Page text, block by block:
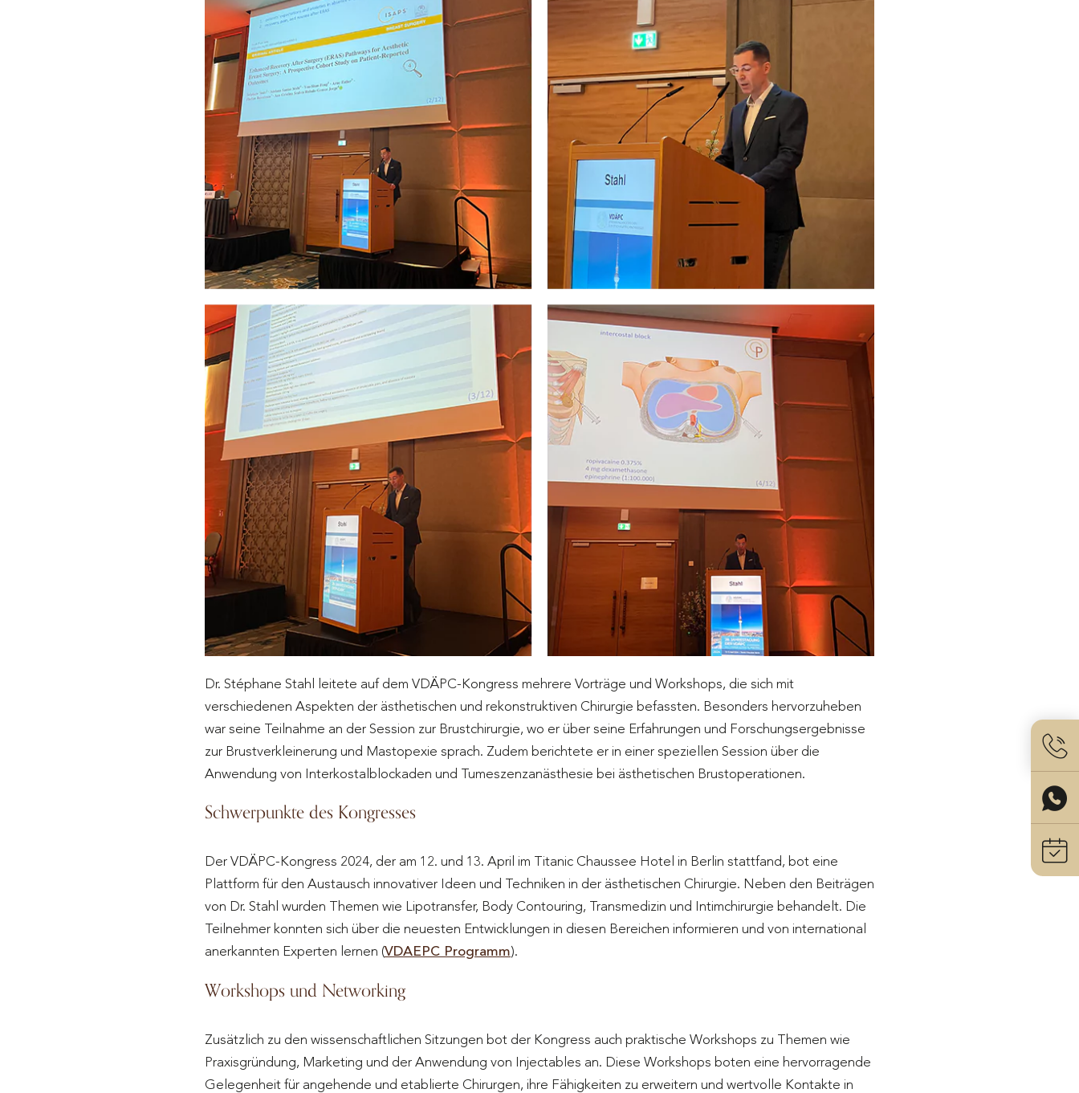
Dr. Stéphane Stahl leitete auf dem VDÄPC-Kongress mehrere Vorträge und Workshops, die sich mit
verschiedenen Aspekten der ästhetischen und rekonstruktiven Chirurgie befassten. Besonders hervorzuheben
war seine Teilnahme an der Session zur Brustchirurgie, wo er über seine Erfahrungen und Forschungsergebnisse
zur Brustverkleinerung und Mastopexie sprach. Zudem berichtete er in einer speziellen Session über die
Anwendung von Interkostalblockaden und Tumeszenzanästhesie bei ästhetischen Brustoperationen​.
Schwerpunkte des Kongresses
Der VDÄPC-Kongress 2024, der am 12. und 13. April im Titanic Chaussee Hotel in Berlin stattfand, bot eine
Plattform für den Austausch innovativer Ideen und Techniken in der ästhetischen Chirurgie. Neben den Beiträgen
von Dr. Stahl wurden Themen wie Lipotransfer, Body Contouring, Transmedizin und Intimchirurgie behandelt. Die
Teilnehmer konnten sich über die neuesten Entwicklungen in diesen Bereichen informieren und von international
anerkannten Experten lernen​ (VDAEPC Programm)​.
Workshops und Networking
Zusätzlich zu den wissenschaftlichen Sitzungen bot der Kongress auch praktische Workshops zu Themen wie
Praxisgründung, Marketing und der Anwendung von Injectables an. Diese Workshops boten eine hervorragende
Gelegenheit für angehende und etablierte Chirurgen, ihre Fähigkeiten zu erweitern und wertvolle Kontakte in